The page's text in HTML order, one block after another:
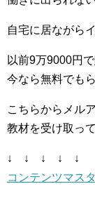
自宅に居ながら
以前9万9000円
今なら無料でも
こちらからメル
教材を受け取っ
↓ ↓ ↓ ↓ ↓
コンテンツマス